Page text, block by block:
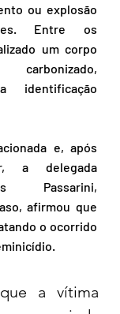
ou explosão
Entre os
um corpo
identificação
e, após
a delegada
Passarini,
afirmou que
o ocorrido
a vítima